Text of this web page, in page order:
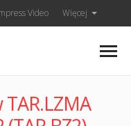
Video Więcej